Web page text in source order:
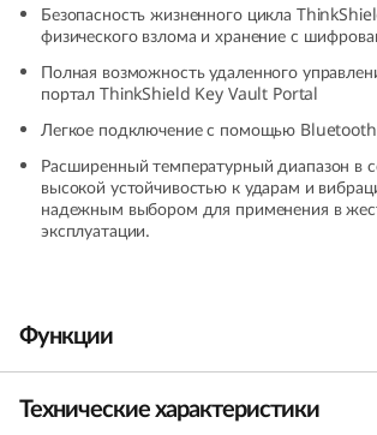
e
S
e
Безопасность жизненного цикла
физического взлома и хранение с
Полная возможность удаленного
портал ThinkShield Key Vault Portal
Легкое подключение с помощью
Расширенный температурный диапазон в
высокой устойчивостью к ударам и
надежным выбором для применения в
эксплуатации.
Функции
Рабочая лошадка Next Edge от
Технические характеристики